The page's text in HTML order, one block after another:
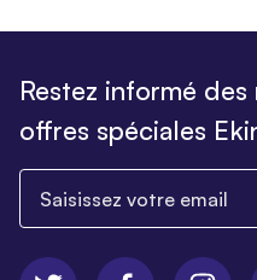
Restez informé
offres spéciales